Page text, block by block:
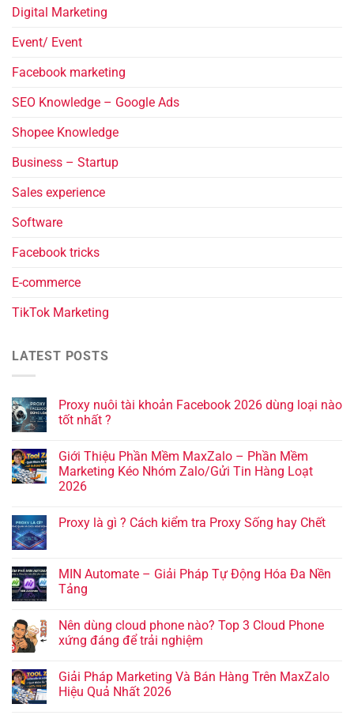
Digital Marketing
Event/ Event
Facebook marketing
SEO Knowledge – Google Ads
Shopee Knowledge
Business – Startup
Sales experience
Software
Facebook tricks
E-commerce
TikTok Marketing
LATEST POSTS
Proxy nuôi tài khoản Facebook 2026 dùng loại nào
tốt nhất ?
Giới Thiệu Phần Mềm MaxZalo – Phần Mềm
Marketing Kéo Nhóm Zalo/Gửi Tin Hàng Loạt
2026
Proxy là gì ? Cách kiểm tra Proxy Sống hay Chết
MIN Automate – Giải Pháp Tự Động Hóa Đa Nền
Tảng
Nên dùng cloud phone nào? Top 3 Cloud Phone
xứng đáng để trải nghiệm
Giải Pháp Marketing Và Bán Hàng Trên MaxZalo
Hiệu Quả Nhất 2026